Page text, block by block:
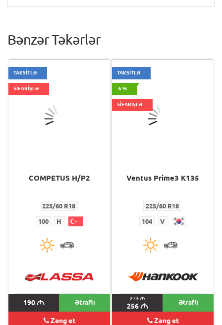
Bənzər Təkərlər
TAKSİTLƏ
SİFARİŞLƏ
COMPETUS H/P2
225/60 R18
100 H
190M Ətraflı
Zəng et
TAKSİTLƏ
-6 %
SİFARİŞLƏ
Ventus Prime3 K135
225/60 R18
104 V
273M
256M Ətraflı
Zəng et